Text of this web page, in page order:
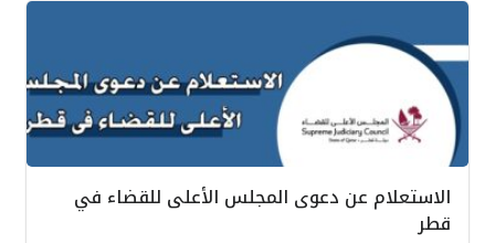
الاستعلام عن دعوى المجلس الأعلى للقضاء في
قطر